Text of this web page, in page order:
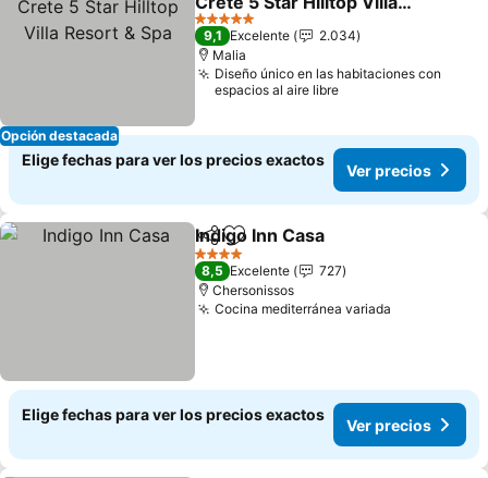
Opción destacada
Resort & Spa
5 Estrellas
9,1 Excelente
2.034
Malia
Diseño único en las habitaciones con
espacios al aire libre
Elige fechas para ver los precios exactos
Ver precios
CompartirAgregar a favoritos
Indigo Inn Casa
4 Estrellas
8,5 Excelente
727
Chersonissos
Cocina mediterránea variada
Elige fechas para ver los precios exactos
Ver precios